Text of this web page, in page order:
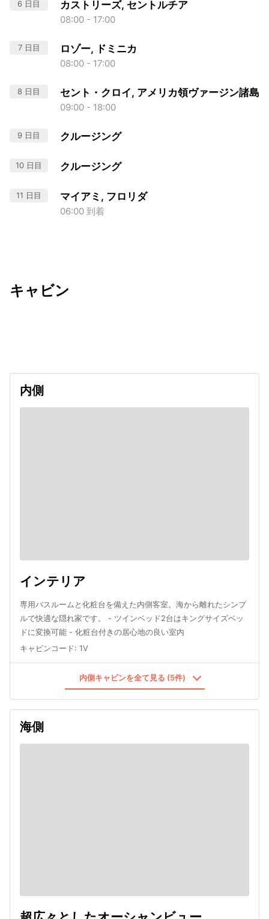
6 日目 カストリーズ, セントルチア
08:00 - 17:00
7 日目 ロゾー, ドミニカ
08:00 - 17:00
8 日目 セント・クロイ, アメリカ領ヴァージン諸島
09:00 - 18:00
9 日目 クルージング
10 日目 クルージング
11 日目 マイアミ, フロリダ
06:00 到着
キャビン
内側
インテリア
専用バスルームと化粧台を備えた内側客室。海から離れたシンプ
ルで快適な隠れ家です。 - ツインベッド2台はキングサイズベッ
ドに変換可能 - 化粧台付きの居心地の良い室内
キャビンコード: 1V
内側キャビンを全て見る (5件)
海側